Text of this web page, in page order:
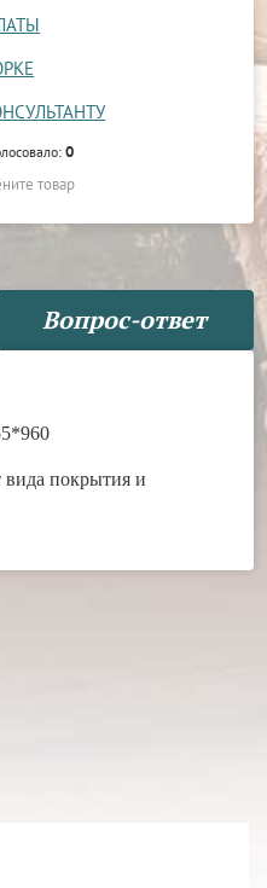
0
товар
Вопрос-ответ
вида покрытия и